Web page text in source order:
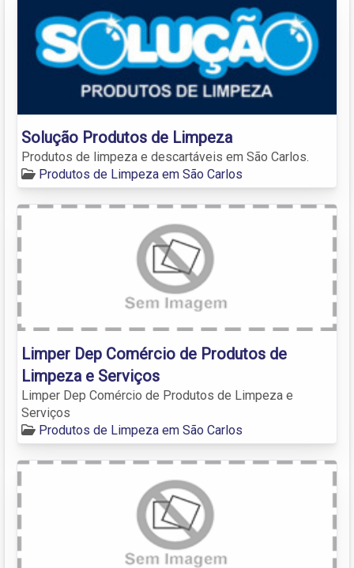
Solução Produtos de Limpeza
Produtos de limpeza e descartáveis em São Carlos.
Produtos de Limpeza em São Carlos
Limper Dep Comércio de Produtos de
Limpeza e Serviços
Limper Dep Comércio de Produtos de Limpeza e
Serviços
Produtos de Limpeza em São Carlos